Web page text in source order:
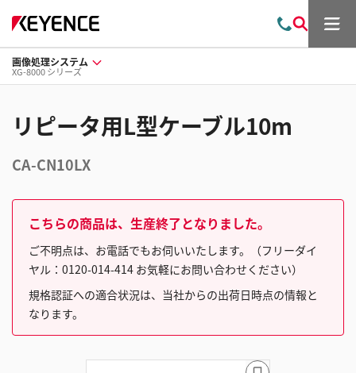
問
わ
索
メ
画像処理システム
XG-8000 シリーズ
リピータ用L型ケーブル10m
CA-CN10LX
こちらの商品は、生産終了となりました。
ご不明点は、お電話でもお伺いいたします。（フリーダイ
ヤル：0120-014-414 お気軽にお問い合わせください）
規格認証への適合状況は、当社からの出荷日時点の情報と
なります。
ブ